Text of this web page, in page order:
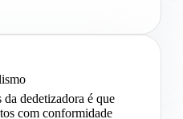
dedetizadora é que
com conformidade